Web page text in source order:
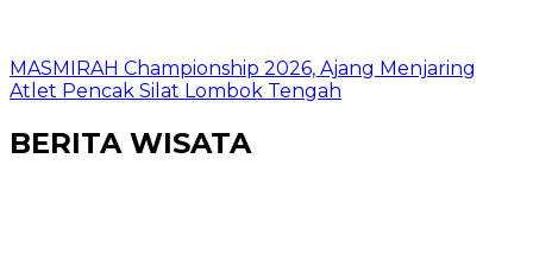
MASMIRAH Championship 2026, Ajang Menjaring
Atlet Pencak Silat Lombok Tengah
BERITA WISATA